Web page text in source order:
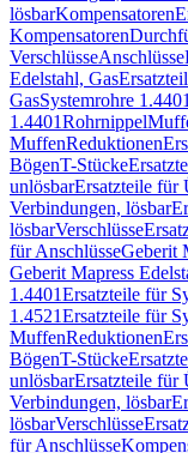
lösbarKompensatoren
Kompensatoren
VerschlüsseAnschlüsse
Edelstahl, Gas
GasSystemrohre 1.4401
1.4401Rohrnippel
MuffenReduktionen
BögenT-Stücke
unlösbarErsatzteile für
Verbindungen, lösbar
lösbarVerschlüsse
für AnschlüsseGeberit
Geberit Mapress
1.4401Ersatzteile für
1.4521Ersatzteile für
MuffenReduktionen
BögenT-Stücke
unlösbarErsatzteile für
Verbindungen, lösbar
lösbarVerschlüsse
für Anschlüsse